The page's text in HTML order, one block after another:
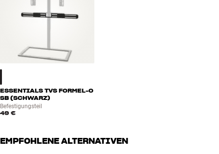
ESSENTIALS TVS FORMEL-O
SB (SCHWARZ)
Befestigungsteil
49 €
EMPFOHLENE ALTERNATIVEN